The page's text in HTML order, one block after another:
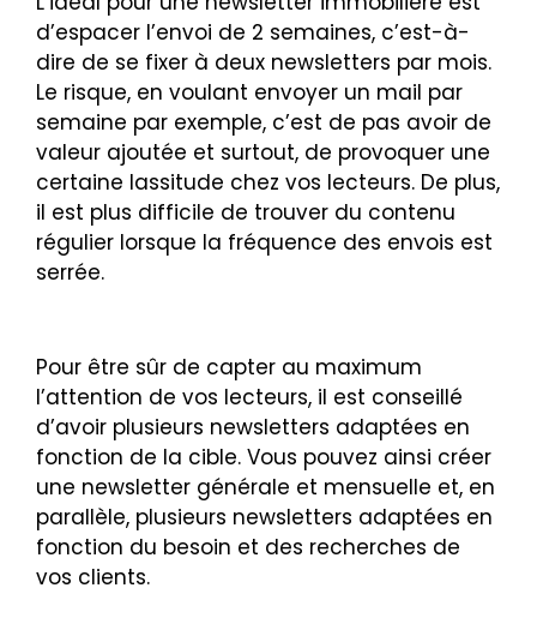
d’espacer l’envoi de 2 semaines, c’est-à-
dire de se fixer à deux newsletters par mois.
Le risque, en voulant envoyer un mail par
semaine par exemple, c’est de pas avoir de
valeur ajoutée et surtout, de provoquer une
certaine lassitude chez vos lecteurs. De plus,
il est plus difficile de trouver du contenu
régulier lorsque la fréquence des envois est
serrée.
Pour être sûr de capter au maximum
l’attention de vos lecteurs, il est conseillé
d’avoir plusieurs newsletters adaptées en
fonction de la cible. Vous pouvez ainsi créer
une newsletter générale et mensuelle et, en
parallèle, plusieurs newsletters adaptées en
fonction du besoin et des recherches de
vos clients.